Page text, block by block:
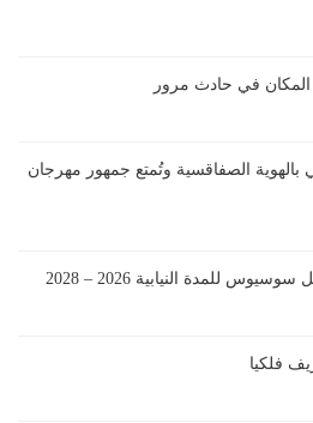
في حادث مرور
بالهوية الصفاقسية وتُمتع جمهور مهرجان
للمدة النيابية 2026 – 2028
فلكيا